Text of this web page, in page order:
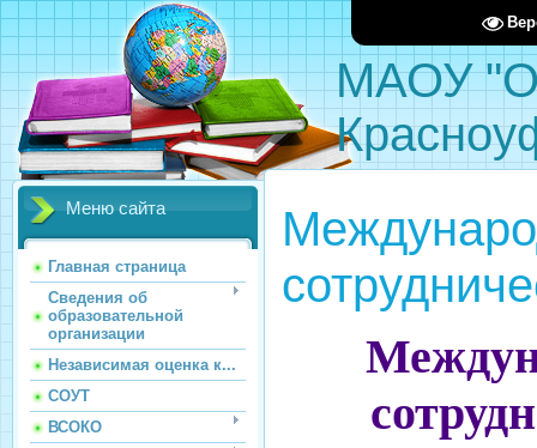
МАОУ
Меню сайта
Главная страница
Сведения об
образовательной
организации
Независимая оценка к...
СОУТ
ВСОКО